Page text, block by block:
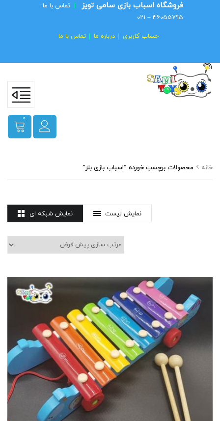
فروشگاه اسباب بازی سامی تویز | تماس با ما :
46055795 – 021
حساب کاربری درباره ما تماس با ما
0
خانه محصولات برچسب خورده “اسباب بازی بلز”
نمایش شبکه ای نمایش لیست